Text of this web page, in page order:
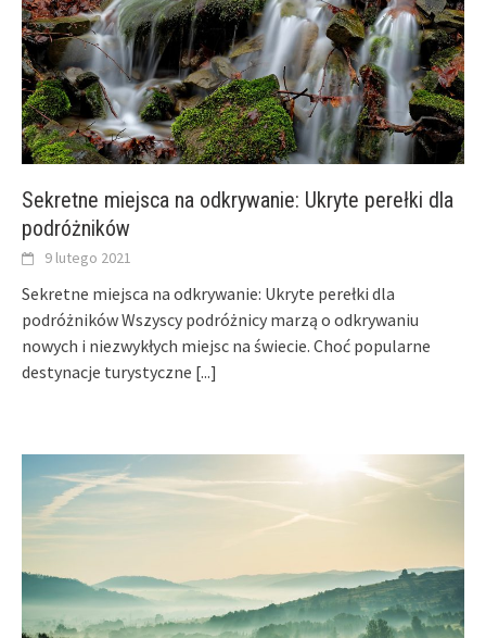
Sekretne miejsca na odkrywanie: Ukryte perełki dla
podróżników
9 lutego 2021
Sekretne miejsca na odkrywanie: Ukryte perełki dla
podróżników Wszyscy podróżnicy marzą o odkrywaniu
nowych i niezwykłych miejsc na świecie. Choć popularne
destynacje turystyczne [...]